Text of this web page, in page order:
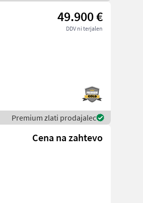
49.900 €
DDV ni terjalen
Premium zlati prodajalec
Cena na zahtevo